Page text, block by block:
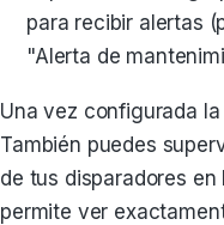
para recibir alertas
"Alerta de
Una vez configurada
También puedes
de tus disparadores
permite ver